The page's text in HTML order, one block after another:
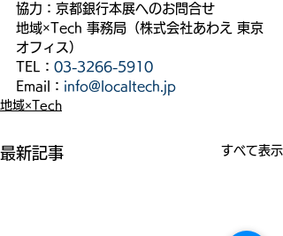
協力：京都銀行本展へのお問合せ
地域×Tech 事務局（株式会社あわえ 東京
オフィス）
TEL： 03-3266-5910
Email： info@localtech.jp
地域×Tech
最新記事 すべて表示